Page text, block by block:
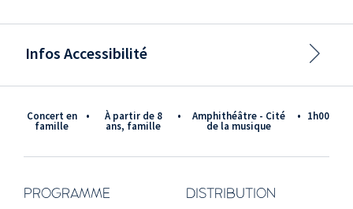
Concert en
famille
• à partir de 8
ans, famille
• Amphithéâtre - Cité
de la musique
• 1h00
PROGRAMME DISTRIBUTION
Infos Accessibilité